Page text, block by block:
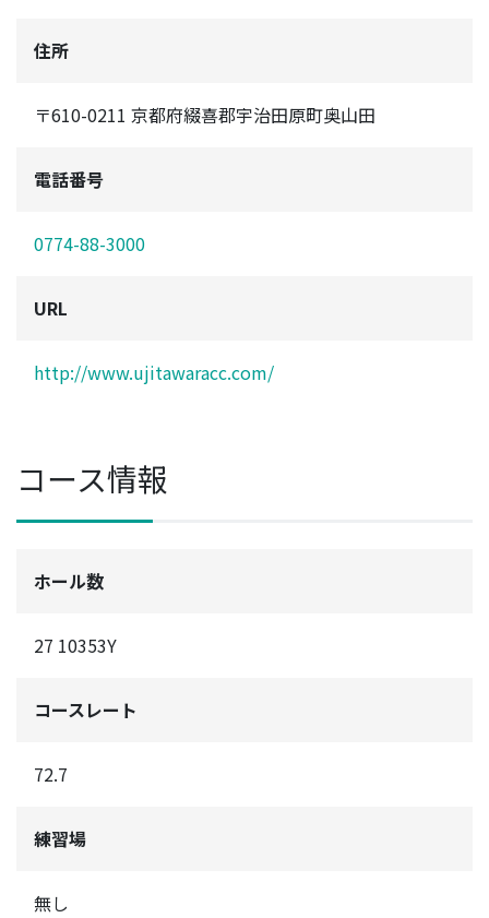
住所
〒610-0211 京都府綴喜郡宇治田原町奥山田
電話番号
0774-88-3000
URL
http://www.ujitawaracc.com/
コース情報
ホール数
27 10353Y
コースレート
72.7
練習場
無し